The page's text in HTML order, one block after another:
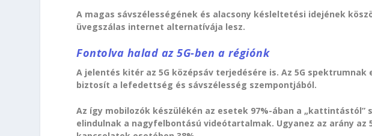
A magas sávszélességének és alacsony késleltetési idejének
üvegszálas internet alternatívája lesz.
Fontolva halad az 5G-ben a régiónk
A jelentés kitér az 5G középsáv terjedésére is. Az 5G
biztosít a lefedettség és sávszélesség szempontjából.
Az így mobilozók készülékén az esetek 97%-ában a „kattintástól”
elindulnak a nagyfelbontású videótartalmak. Ugyanez az arány az